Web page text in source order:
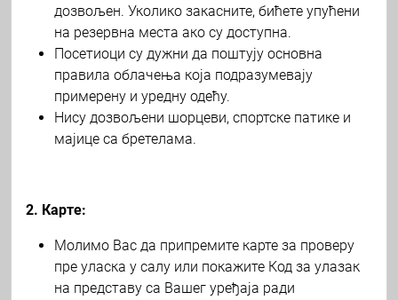
дозвољен. Уколико закасните, бићете упућени
на резервна места ако су доступна.
Посетиоци су дужни да поштују основна
правила облачења која подразумевају
примерену и уредну одећу.
Нису дозвољени шорцеви, спортске патике и
мајице са бретелама.
2. Карте:
Молимо Вас да припремите карте за проверу
пре уласка у салу или покажите Код за улазак
на представу са Вашег уређаја ради